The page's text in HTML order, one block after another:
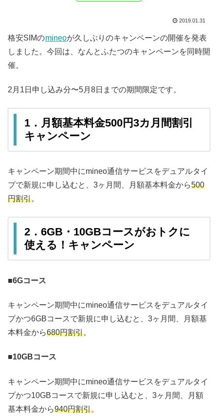
2019.01.31
格安SIMのmineoが久しぶりのキャンペーンの開催を発表
しました。今回は、なんとふたつのキャンペーンを同時開
催。
2月1日申し込み分〜5月8日までの期間限定です。
1．月額基本料金500円3カ月間割引
キャンペーン
キャンペーン期間中にmineo通信サービスをデュアルタイ
プで新規に申し込むと、3ヶ月間、月額基本料金から500
円割引。
2．6GB・10GBコースがおトクに
使える！キャンペーン
■6Gコース
キャンペーン期間中にmineo通信サービスをデュアルタイ
プかつ6GBコースで新規に申し込むと、3ヶ月間、月額基
本料金から680円割引。
■10GBコース
キャンペーン期間中にmineo通信サービスをデュアルタイ
プかつ10GBコースで新規に申し込むと、3ヶ月間、月額
基本料金から940円割引。